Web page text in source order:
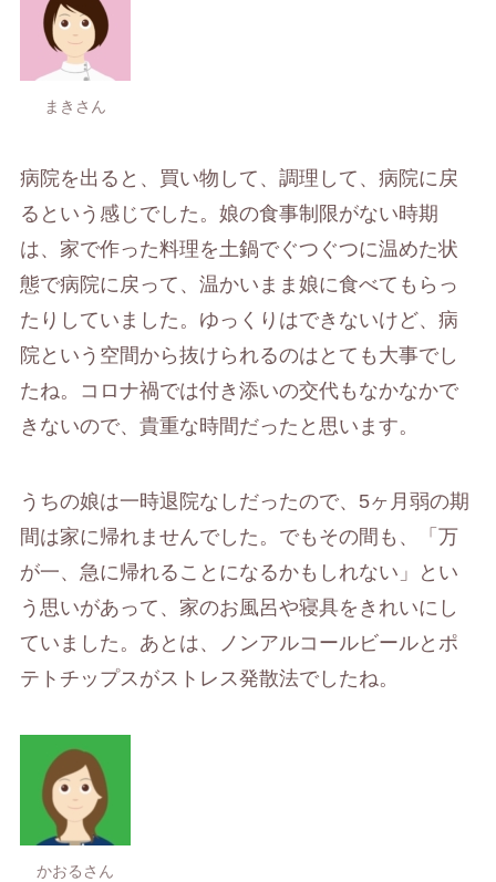
まきさん
病院を出ると、買い物して、調理して、病院に戻
るという感じでした。娘の食事制限がない時期
は、家で作った料理を土鍋でぐつぐつに温めた状
態で病院に戻って、温かいまま娘に食べてもらっ
たりしていました。ゆっくりはできないけど、病
院という空間から抜けられるのはとても大事でし
たね。コロナ禍では付き添いの交代もなかなかで
きないので、貴重な時間だったと思います。
うちの娘は一時退院なしだったので、5ヶ月弱の期
間は家に帰れませんでした。でもその間も、「万
が一、急に帰れることになるかもしれない」とい
う思いがあって、家のお風呂や寝具をきれいにし
ていました。あとは、ノンアルコールビールとポ
テトチップスがストレス発散法でしたね。
かおるさん